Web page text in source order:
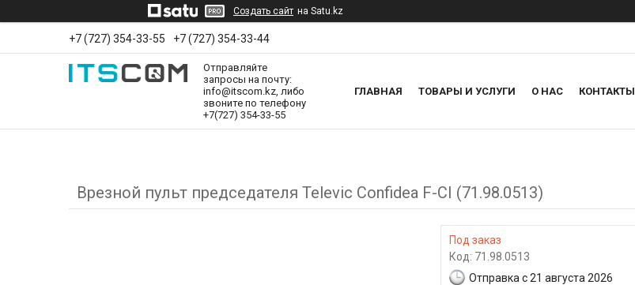
Создать сайт на Satu.kz
+7 (727) 354-33-55 +7 (727) 354-33-44
Отправляйте
запросы на почту:
info@itscom.kz, либо
звоните по телефону
+7(727) 354-33-55
ГЛАВНАЯ ТОВАРЫ И УСЛУГИ О НАС КОНТАКТЫ
Врезной пульт председателя Televic Confidea F-CI (71.98.0513)
Под заказ
Код: 71.98.0513
Отправка с 21 августа 2026